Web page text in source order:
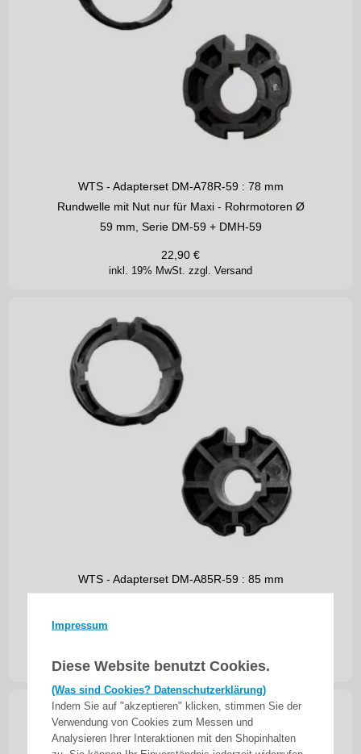
Impressum
Diese Website benutzt Cookies.
(Was sind Cookies? Datenschutzerklärung)
Indem Sie auf "akzeptieren" klicken, stimmen Sie der
Verwendung von Cookies zum Messen und
Analysieren Ihrer Interaktionen mit den Shopinhalten
WTS - Adapterset DM-A78R-59 : 78 mm
Rundwelle mit Nut nur für Maxi - Rohrmotoren Ø
59 mm, Serie DM-59 + DMH-59
inkl. 19% MwSt. zzgl. Versand
22,90 €
WTS - Adapterset DM-A85R-59 : 85 mm
inkl. 19% MwSt.zzgl. Versand